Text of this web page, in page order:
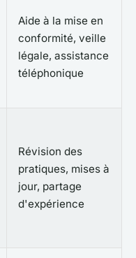
Aide à la mise en
conformité, veille
légale, assistance
téléphonique
Révision des
pratiques, mises à
jour, partage
d'expérience